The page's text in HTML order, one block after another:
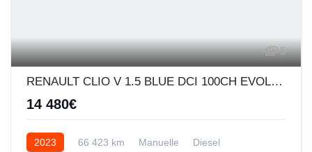
5
RENAULT CLIO V 1.5 BLUE DCI 100CH EVOLUTION
14 480€
2023 66 423 km Manuelle Diesel